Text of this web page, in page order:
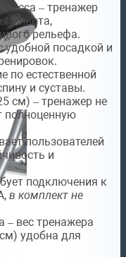
– тренажер
живота,
рельефа.
удобной посадкой и
по естественной
и суставы.
см) – тренажер не
полноценную
пользователей
и
подключения к
в комплект не
– вес тренажера
удобна для